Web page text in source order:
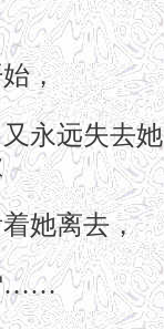
，
永远失去她
她离去，
……